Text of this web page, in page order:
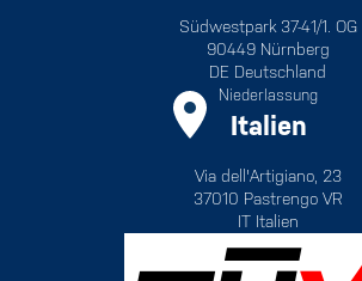
Südwestpark 37-41/1. OG
90449 Nürnberg
DE Deutschland
Niederlassung
Italien
Via dell'Artigiano, 23
37010 Pastrengo VR
IT Italien